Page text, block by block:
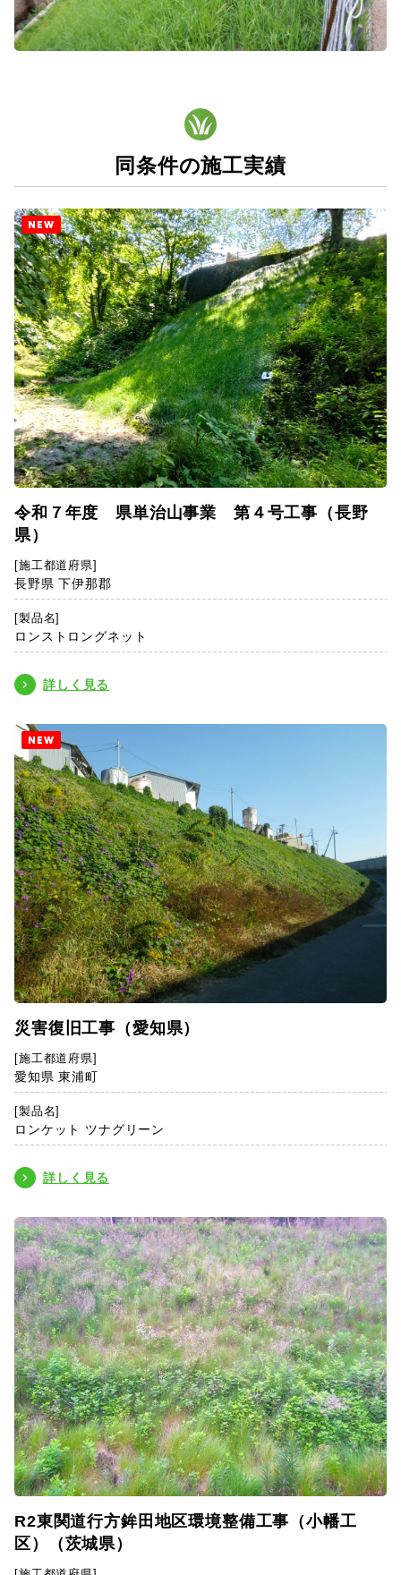
同条件の施工実績
NEW
令和７年度 県単治山事業 第４号工事（長野
県）
[施工都道府県]
長野県 下伊那郡
[製品名]
ロンストロングネット
詳しく見る
NEW
災害復旧工事（愛知県）
[施工都道府県]
愛知県 東浦町
[製品名]
ロンケット ツナグリーン
詳しく見る
R2東関道行方鉾田地区環境整備工事（小幡工
区）（茨城県）